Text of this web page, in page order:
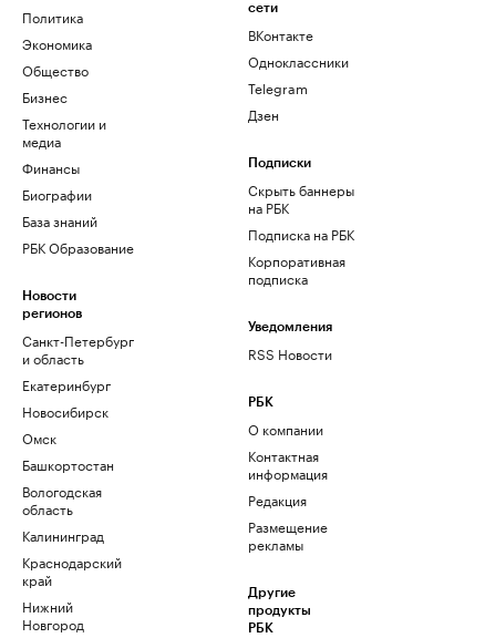
Политика
Экономика
Общество
Бизнес
Технологии и
медиа
Финансы
Биографии
База знаний
РБК Образование
Новости
регионов
Санкт-Петербург
и область
Екатеринбург
Новосибирск
Омск
Башкортостан
Вологодская
область
Калининград
Краснодарский
край
Нижний
Новгород
сети
ВКонтакте
Одноклассники
Telegram
Дзен
Подписки
Скрыть баннеры
на РБК
Подписка на РБК
Корпоративная
подписка
Уведомления
RSS Новости
РБК
О компании
Контактная
информация
Редакция
Размещение
рекламы
Другие
продукты
РБК